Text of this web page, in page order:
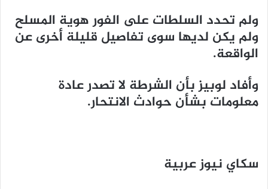
ولم تحدد السلطات على الفور هوية المسلح
ولم يكن لديها سوى تفاصيل قليلة أخرى عن
الواقعة.
وأفاد لوبيز بأن الشرطة لا تصدر عادة
معلومات بشأن حوادث الانتحار.
سكاي نيوز عربية